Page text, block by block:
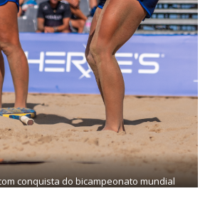
conquista do bicampeonato mundial